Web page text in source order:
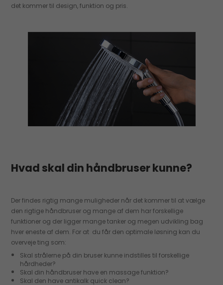
det kommer til design, funktion og pris.
Hvad skal din håndbruser kunne?
Der findes rigtig mange muligheder når det kommer til at vælge
den rigtige håndbruser og mange af dem har forskellige
funktioner og der ligger mange tanker og megen udvikling bag
hver eneste af dem. For at du får den optimale løsning kan du
overveje ting som:
Skal strålerne på din bruser kunne indstilles til forskellige
hårdheder?
Skal din håndbruser have en massage funktion?
Skal den have antikalk quick clean?